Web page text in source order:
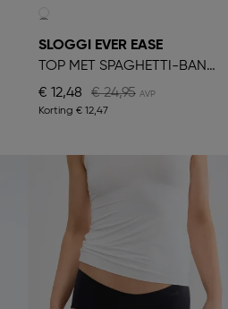
SLOGGI EVER EASE
TOP MET SPAGHETTI-BANDJES
€ 12,48
€ 24,95
Korting € 12,47